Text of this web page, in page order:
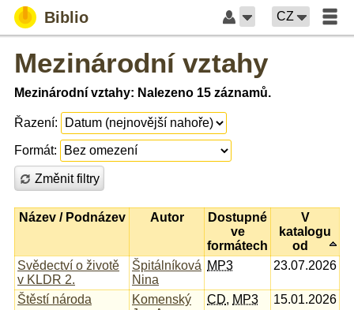
Biblio CZ
Mezinárodní vztahy
Mezinárodní vztahy: Nalezeno 15 záznamů.
Řazení:
Formát:
Změnit filtry
Název / Podnázev Autor
Dostupné
ve
formátech
V
katalogu
od
Svědectví o životě
v KLDR 2.
Špitálníková
Nina
MP3 23.07.2026
Štěstí národa
Komenský
CD, MP3 15.01.2026